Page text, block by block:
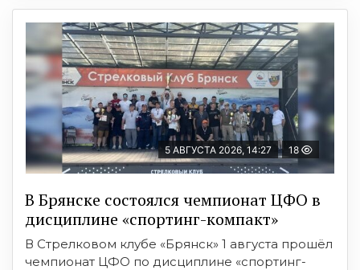
5 АВГУСТА 2026, 14:27 18
В Брянске состоялся чемпионат ЦФО в
дисциплине «спортинг-компакт»
В Стрелковом клубе «Брянск» 1 августа прошёл
чемпионат ЦФО по дисциплине «спортинг-